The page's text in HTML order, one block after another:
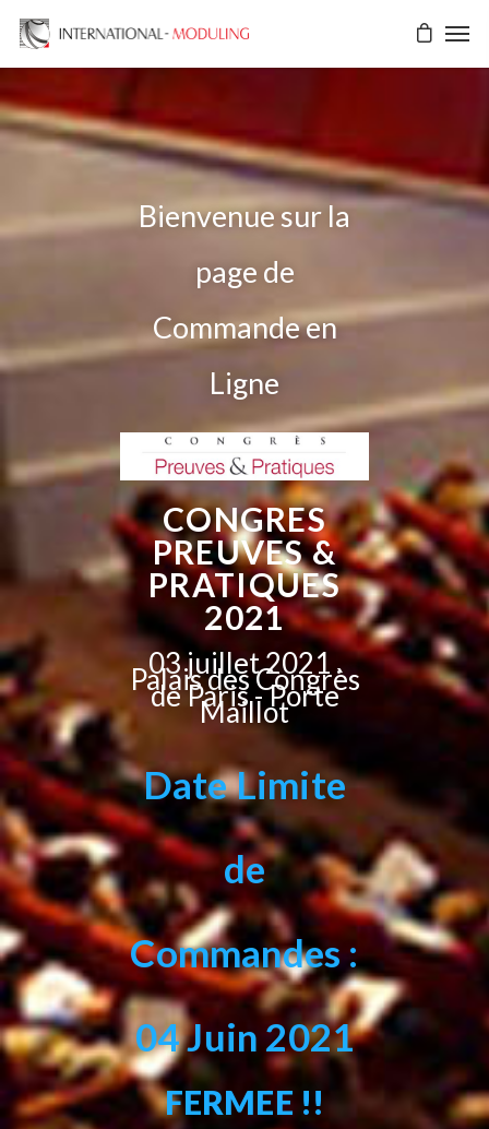
Bienvenue sur la
page de
Commande en
Ligne
CONGRES
PREUVES &
PRATIQUES
2021
03 juillet 2021 .
Palais des Congrès
de Paris - Porte
Maillot
Date Limite
de
Commandes :
04 Juin 2021
FERMEE !!